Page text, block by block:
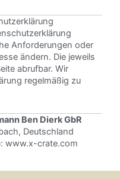
Anforderungen oder
ändern. Die jeweils
abrufbar. Wir
regelmäßig zu
Ben Dierk GbR
Deutschland
www.x-crate.com